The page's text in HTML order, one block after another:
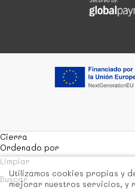
Utilizamos cookies propias y
mejorar nuestros servicios, y
Cierra
Ordenado por
Limpiar
Buscar